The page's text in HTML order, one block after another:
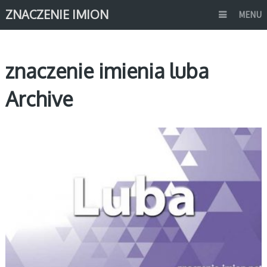
ZNACZENIE IMION MENU
znaczenie imienia luba
Archive